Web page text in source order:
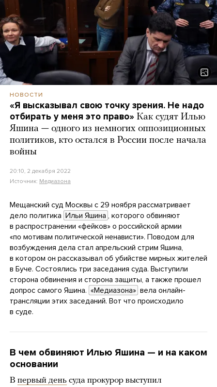
НОВОСТИ
«Я высказывал свою точку зрения. Не надо
отбирать у меня это право» Как судят Илью
Яшина — одного из немногих оппозиционных
политиков, кто остался в России после начала
войны
20:10, 2 декабря 2022
Источник: Медиазона
Мещанский суд Москвы с 29 ноября рассматривает
дело политика Ильи Яшина , которого обвиняют
в распространении «фейков» о российской армии
«по мотивам политической ненависти». Поводом для
возбуждения дела стал апрельский стрим Яшина,
в котором он рассказывал об убийстве мирных жителей
в Буче. Состоялись три заседания суда. Выступили
сторона обвинения и сторона защиты, а также прошел
допрос самого Яшина. «Медиазона» вела онлайн-
трансляции этих заседаний. Вот что происходило
в суде.
В чем обвиняют Илью Яшина — и на каком
основании
В первый день суда прокурор выступил